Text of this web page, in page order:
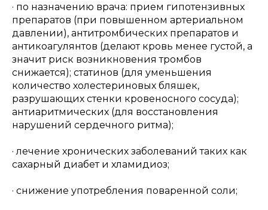
· по назначению врача: прием гипотензивных
препаратов (при повышенном артериальном
давлении), антитромбических препаратов и
антикоагулянтов (делают кровь менее густой, а
значит риск возникновения тромбов
снижается); статинов (для уменьшения
количество холестериновых бляшек,
разрушающих стенки кровеносного сосуда);
антиаритмических (для восстановления
нарушений сердечного ритма);
· лечение хронических заболеваний таких как
сахарный диабет и хламидиоз;
· снижение употребления поваренной соли;